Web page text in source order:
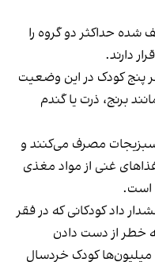
شده حداکثر دو گروه را
دارند.
پنج کودک در این وضعیت
برنج، ذرت یا گندم
و سبزیجات مصرف می‌کنند و
غنی از مواد مغذی
است.
داد کودکانی که در فقر
خطر از دست دادن
کودک خردسال